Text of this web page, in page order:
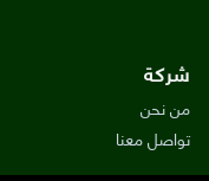
شركة
من نحن
تواصل معنا